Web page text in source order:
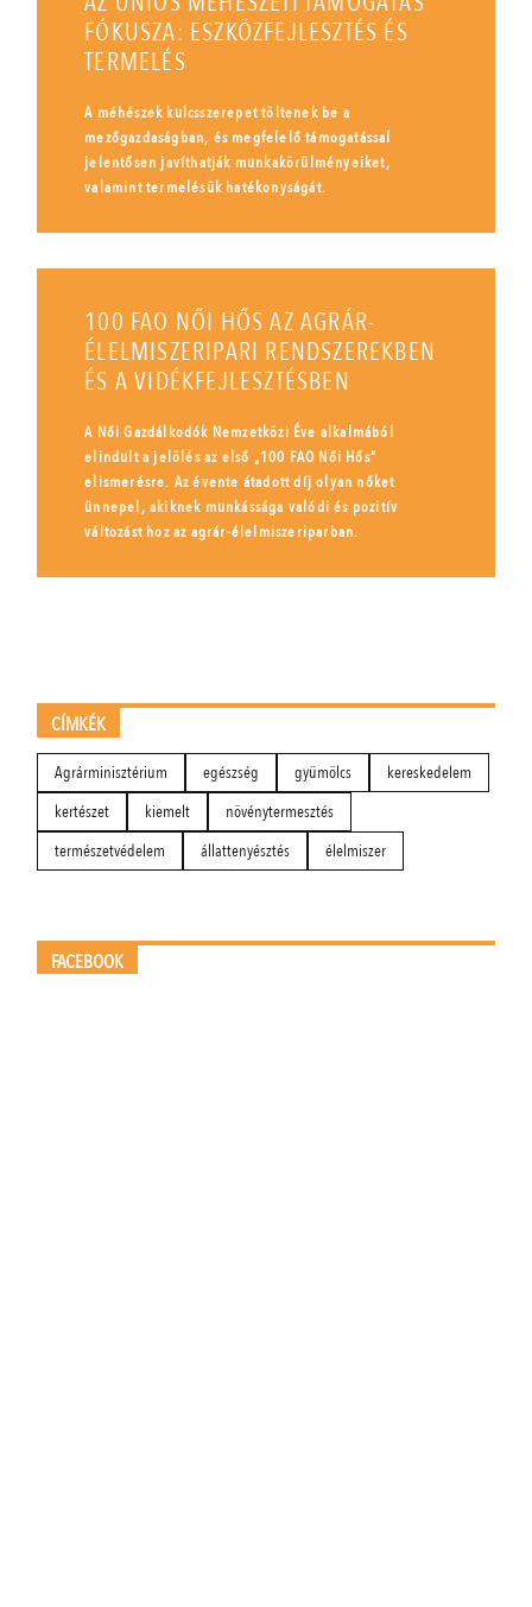
FÓKUSZA: ESZKÖZFEJLESZTÉS ÉS
TERMELÉS
A méhészek kulcsszerepet töltenek be a
mezőgazdaságban, és megfelelő támogatással
jelentősen javíthatják munkakörülményeiket,
valamint termelésük hatékonyságát.
100 FAO NŐI HŐS AZ AGRÁR-
ÉLELMISZERIPARI RENDSZEREKBEN
ÉS A VIDÉKFEJLESZTÉSBEN
A Női Gazdálkodók Nemzetközi Éve alkalmából
elindult a jelölés az első „100 FAO Női Hős”
elismerésre. Az évente átadott díj olyan nőket
ünnepel, akiknek munkássága valódi és pozitív
változást hoz az agrár-élelmiszeriparban.
CÍMKÉK
Agrárminisztérium egészség gyümölcs
kereskedelem
kertészet
kiemelt
növénytermesztés
természetvédelem
állattenyésztés élelmiszer
FACEBOOK